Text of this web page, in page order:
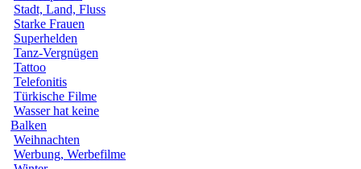
Stadt, Land, Fluss
Starke Frauen
Superhelden
Tanz-Vergnügen
Tattoo
Telefonitis
Türkische Filme
Wasser hat keine
Balken
Weihnachten
Werbung, Werbefilme